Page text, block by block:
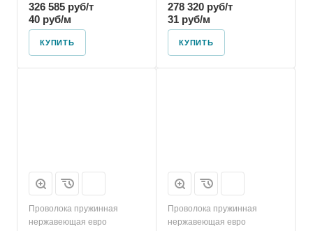
326 585 руб/т
40 руб/м
КУПИТЬ
278 320 руб/т
31 руб/м
КУПИТЬ
Проволока пружинная
нержавеющая евро
Проволока пружинная
нержавеющая евро